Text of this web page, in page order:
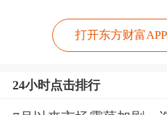
打开东方财富
24小时点击排行